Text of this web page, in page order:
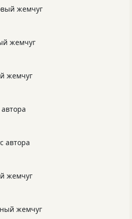
жемчуг
жемчуг
жемчуг
автора
жемчуг
жемчуг